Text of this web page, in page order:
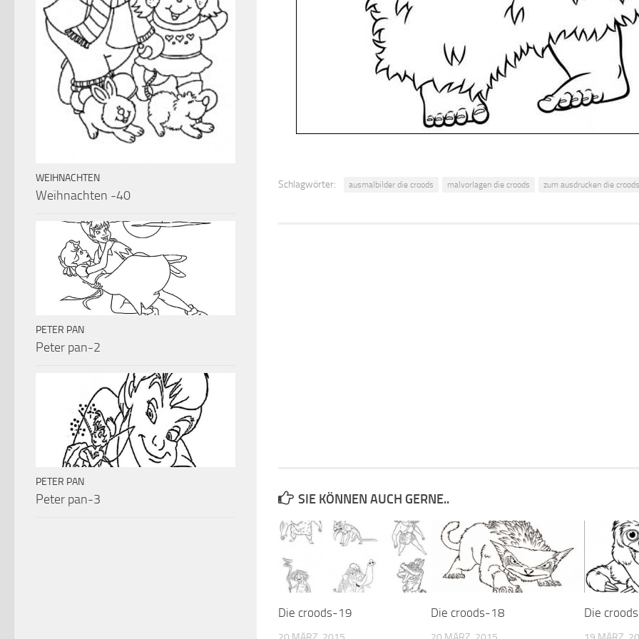
Schlagwörter: ausmalbilder die croods malvorlagen die croods zum ausdrucken die croods
SIE KÖNNEN AUCH GERNE..
Die croods-19 Die croods-18 Die
WEIHNACHTEN
Weihnachten -40
PETER PAN
Peter pan-2
PETER PAN
Peter pan-3